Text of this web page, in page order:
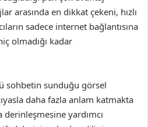
arasında en dikkat çekeni, hızlı
sadece internet bağlantısına
olmadığı kadar
sohbetin sunduğu görsel
daha fazla anlam katmakta
yardımcı